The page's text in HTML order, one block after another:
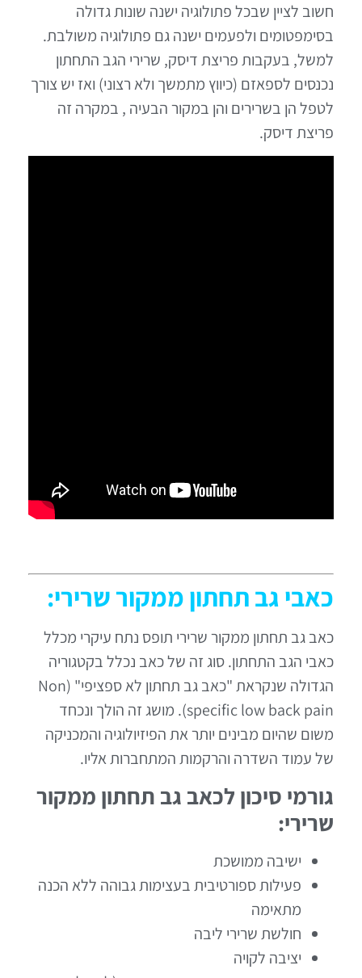
חשוב לציין שבכל פתולוגיה ישנה שונות גדולה
בסימפטומים ולפעמים ישנה גם פתולוגיה משולבת.
למשל, בעקבות פריצת דיסק, שרירי הגב התחתון
נכנסים לספאזם (כיווץ מתמשך ולא רצוני) ואז יש צורך
לטפל הן בשרירים והן במקור הבעיה , במקרה זה
פריצת דיסק.
כאבי גב תחתון ממקור שרירי:
כאב גב תחתון ממקור שרירי תופס נתח עיקרי מכלל
כאבי הגב התחתון. סוג זה של כאב נכלל בקטגוריה
הגדולה שנקראת "כאב גב תחתון לא ספציפי" (Non
specific low back pain). מושג זה הולך ונכחד
משום שהיום מבינים יותר את הפיזיולוגיה והמכניקה
של עמוד השדרה והרקמות המתחברות אליו.
גורמי סיכון לכאב גב תחתון ממקור
שרירי:
ישיבה ממושכת
פעילות ספורטיבית בעצימות גבוהה ללא הכנה
מתאימה
חולשת שרירי ליבה
יציבה לקויה